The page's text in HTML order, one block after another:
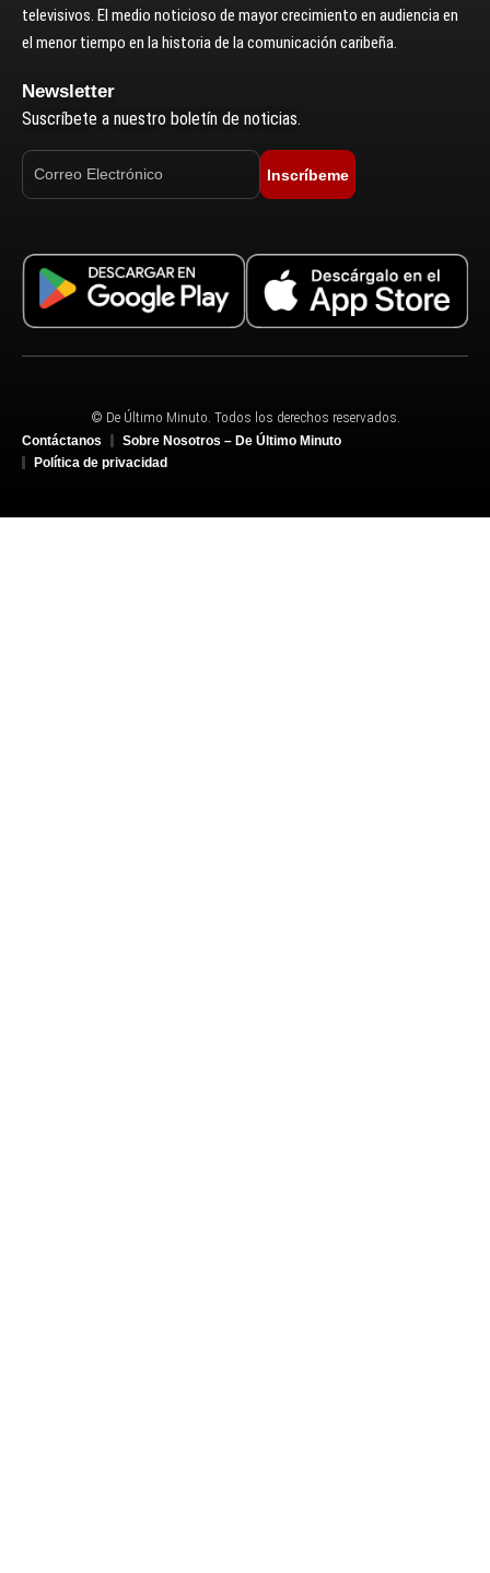
televisivos. El medio noticioso de mayor crecimiento en audiencia en
el menor tiempo en la historia de la comunicación caribeña.
Newsletter
Suscríbete a nuestro boletín de noticias.
Inscríbeme
© De Último Minuto. Todos los derechos reservados.
Contáctanos
Sobre Nosotros – De Último Minuto
Política de privacidad